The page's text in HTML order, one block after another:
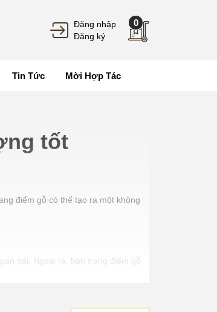
Đăng nhập
Đăng ký
0
Tin Tức Mời Hợp Tác
tốt
điểm gỗ có thể tạo ra một không
dài. Ngoài ra, bàn trang điểm gỗ